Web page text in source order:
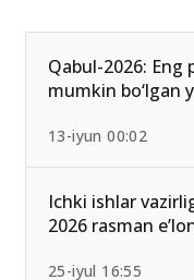
Ommabop
Qabul-2026: Eng
mumkin bo‘lgan
13-iyun 00:02